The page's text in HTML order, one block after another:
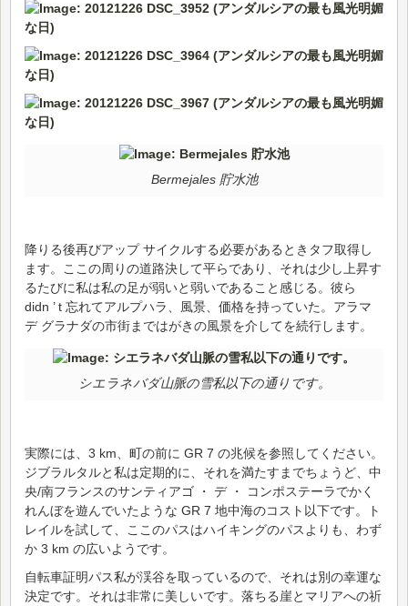
Bermejales 貯水池
降りる後再びアップ サイクルする必要があるときタフ取得し
ます。ここの周りの道路決して平らであり、それは少し上昇す
るたびに私は私の足が弱いと弱いであること感じる。彼ら
didn ’ t 忘れてアルプハラ、風景、価格を持っていた。アラマ
デ グラナダの市街まではがきの風景を介してを続行します。
シエラネバダ山脈の雪私以下の通りです。
実際には、3 km、町の前に GR 7 の兆候を参照してください。
ジブラルタルと私は定期的に、それを満たすまでちょうど、中
央/南フランスのサンティアゴ ・ デ ・ コンポステーラでかく
れんぼを遊んでいたような GR 7 地中海のコスト以下です。ト
レイルを試して、ここのパスはハイキングのパスよりも、わず
か 3 km の広いようです。
自転車証明パス私が渓谷を取っているので、それは別の幸運な
決定です。それは非常に美しいです。落ちる崖とマリアへの祈